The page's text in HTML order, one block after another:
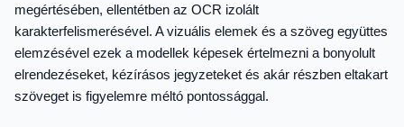
megértésében, ellentétben az OCR izolált
karakterfelismerésével. A vizuális elemek és a szöveg együttes
elemzésével ezek a modellek képesek értelmezni a bonyolult
elrendezéseket, kézírásos jegyzeteket és akár részben eltakart
szöveget is figyelemre méltó pontossággal.